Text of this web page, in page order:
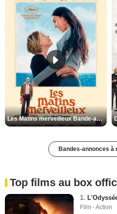
Les Matins merveilleux Bande-annonce VF
Bandes-annonces à
Top films au box
1.
Film - Action